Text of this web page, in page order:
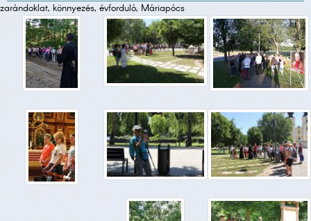
zarándoklat, könnyezés, évforduló, Máriapócs